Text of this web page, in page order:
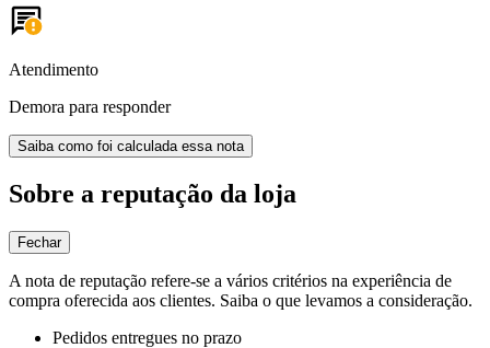
Atendimento
Demora para responder
Saiba como foi calculada essa nota
Sobre a reputação da loja
Fechar
A nota de reputação refere-se a vários critérios na experiência de
compra oferecida aos clientes. Saiba o que levamos a consideração.
Pedidos entregues no prazo